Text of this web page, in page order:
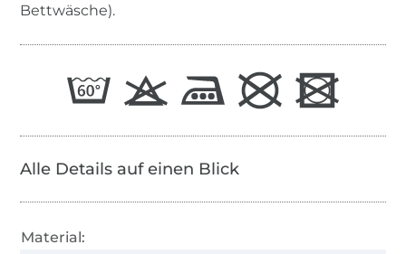
Bettwäsche).
Alle Details auf einen Blick
Material: